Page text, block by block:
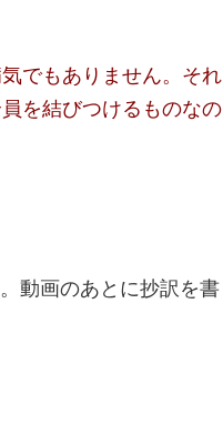
でもありません。それ
を結びつけるものなの
動画のあとに抄訳を書